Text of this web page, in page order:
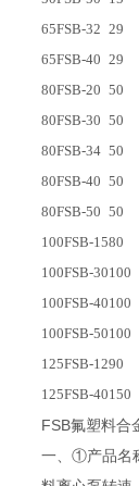
65FSB-32 29
65FSB-40 29
80FSB-20 50
80FSB-30 50
80FSB-34 50
80FSB-40 50
80FSB-50 50
100FSB-1580
100FSB-30100
100FSB-40100
100FSB-50100
125FSB-1290
125FSB-40150
FSB氟塑料合
一、①产